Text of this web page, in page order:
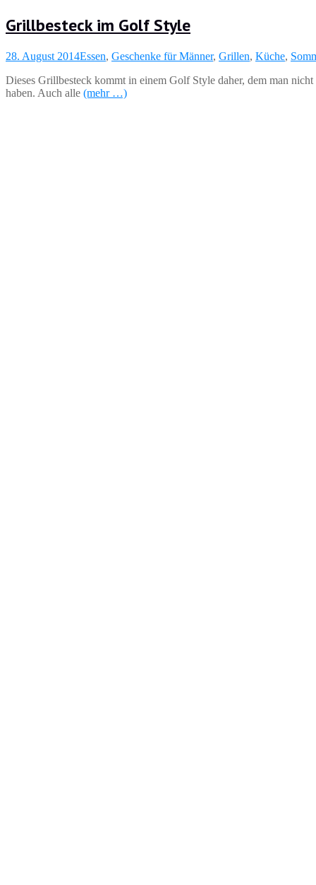
Grillbesteck im Golf Style
28. August 2014Essen, Geschenke für Männer, Grillen, Küche,
Dieses Grillbesteck kommt in einem Golf Style daher, dem man
haben. Auch alle (mehr …)